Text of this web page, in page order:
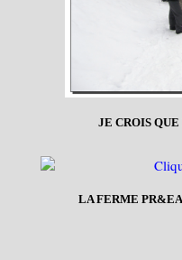
JE CROIS
LA FERME